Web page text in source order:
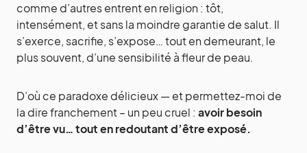
comme d’autres entrent en religion : tôt,
intensément, et sans la moindre garantie de salut. Il
s’exerce, sacrifie, s’expose… tout en demeurant, le
plus souvent, d’une sensibilité à fleur de peau.
D’où ce paradoxe délicieux — et permettez-moi de
la dire franchement – un peu cruel : avoir besoin
d’être vu… tout en redoutant d’être exposé.